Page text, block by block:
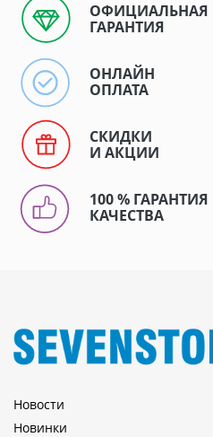
ОФИЦИАЛЬНАЯ
ГАРАНТИЯ
ОНЛАЙН
ОПЛАТА
СКИДКИ
И АКЦИИ
100 % ГАРАНТИЯ
КАЧЕСТВА
Новости
Новинки